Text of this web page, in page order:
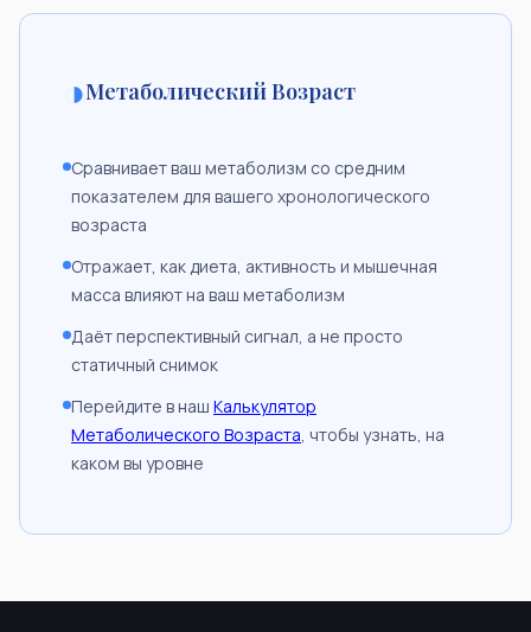
◑Метаболический Возраст
Сравнивает ваш метаболизм со средним
показателем для вашего хронологического
возраста
Отражает, как диета, активность и мышечная
масса влияют на ваш метаболизм
Даёт перспективный сигнал, а не просто
статичный снимок
Перейдите в наш Калькулятор
Метаболического Возраста, чтобы узнать, на
каком вы уровне